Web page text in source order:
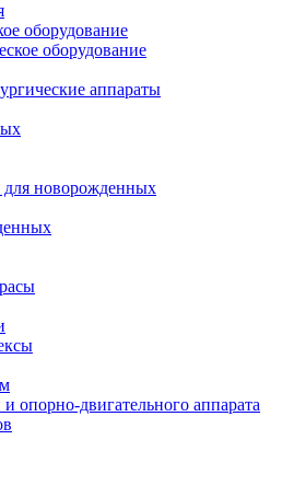
оборудование
оборудование
аппараты
новорожденных
опорно-двигательного аппарата